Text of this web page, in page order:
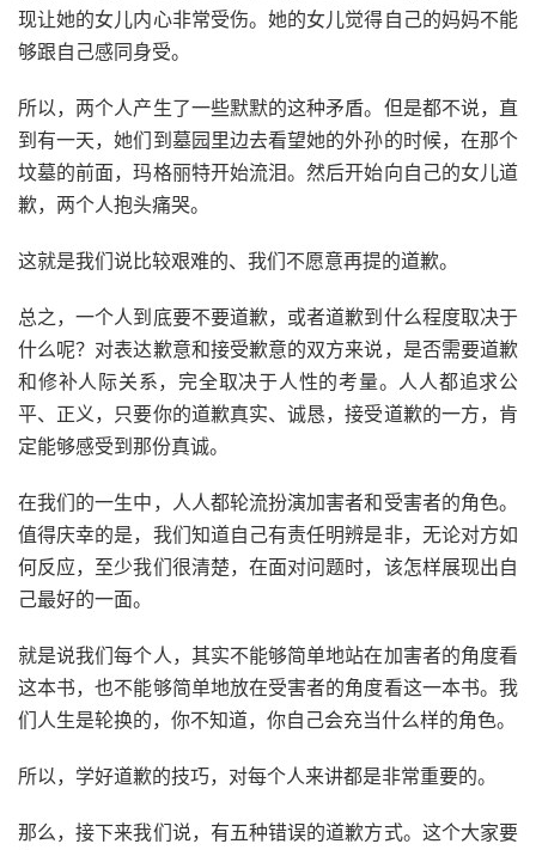
现让她的女儿内心非常受伤。她的女儿觉得自己的妈妈不能
够跟自己感同身受。
所以，两个人产生了一些默默的这种矛盾。但是都不说，直
到有一天，她们到墓园里边去看望她的外孙的时候，在那个
坟墓的前面，玛格丽特开始流泪。然后开始向自己的女儿道
歉，两个人抱头痛哭。
这就是我们说比较艰难的、我们不愿意再提的道歉。
总之，一个人到底要不要道歉，或者道歉到什么程度取决于
什么呢？对表达歉意和接受歉意的双方来说，是否需要道歉
和修补人际关系，完全取决于人性的考量。人人都追求公
平、正义，只要你的道歉真实、诚恳，接受道歉的一方，肯
定能够感受到那份真诚。
在我们的一生中，人人都轮流扮演加害者和受害者的角色。
值得庆幸的是，我们知道自己有责任明辨是非，无论对方如
何反应，至少我们很清楚，在面对问题时，该怎样展现出自
己最好的一面。
就是说我们每个人，其实不能够简单地站在加害者的角度看
这本书，也不能够简单地放在受害者的角度看这一本书。我
们人生是轮换的，你不知道，你自己会充当什么样的角色。
所以，学好道歉的技巧，对每个人来讲都是非常重要的。
那么，接下来我们说，有五种错误的道歉方式。这个大家要